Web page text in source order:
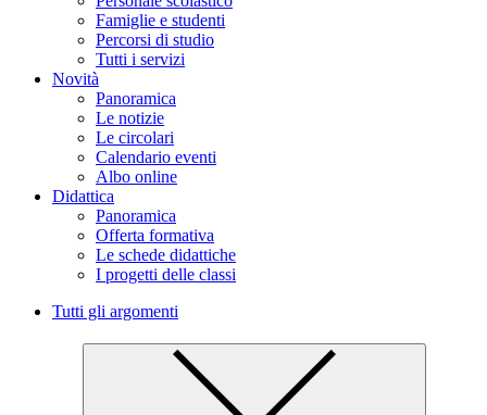
Famiglie e studenti
Percorsi di studio
Tutti i servizi
Novità
Panoramica
Le notizie
Le circolari
Calendario eventi
Albo online
Didattica
Panoramica
Offerta formativa
Le schede didattiche
I progetti delle classi
Tutti gli argomenti